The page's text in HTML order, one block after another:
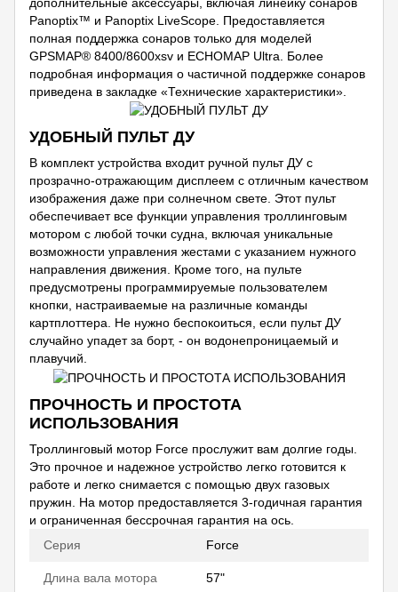
Panoptix™ и Panoptix LiveScope. Предоставляется
полная поддержка сонаров только для моделей
GPSMAP® 8400/8600xsv и ECHOMAP Ultra. Более
подробная информация о частичной поддержке сонаров
приведена в закладке «Технические характеристики».
УДОБНЫЙ ПУЛЬТ ДУ
В комплект устройства входит ручной пульт ДУ с
прозрачно-отражающим дисплеем с отличным качеством
изображения даже при солнечном свете. Этот пульт
обеспечивает все функции управления троллинговым
мотором с любой точки судна, включая уникальные
возможности управления жестами с указанием нужного
направления движения. Кроме того, на пульте
предусмотрены программируемые пользователем
кнопки, настраиваемые на различные команды
картплоттера. Не нужно беспокоиться, если пульт ДУ
случайно упадет за борт, - он водонепроницаемый и
плавучий.
ПРОЧНОСТЬ И ПРОСТОТА
ИСПОЛЬЗОВАНИЯ
Троллинговый мотор Force прослужит вам долгие годы.
Это прочное и надежное устройство легко готовится к
работе и легко снимается с помощью двух газовых
пружин. На мотор предоставляется 3-годичная гарантия
и ограниченная бессрочная гарантия на ось.
Серия
Force
Длина вала мотора 57"